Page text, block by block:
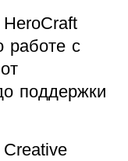
работе с
поддержки